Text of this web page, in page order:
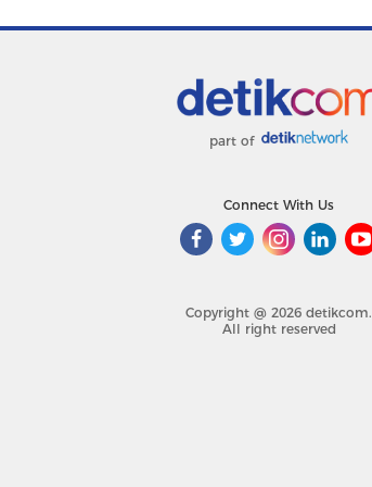
part of
Connect With Us
Copyright @ 2026 detikcom.
All right reserved